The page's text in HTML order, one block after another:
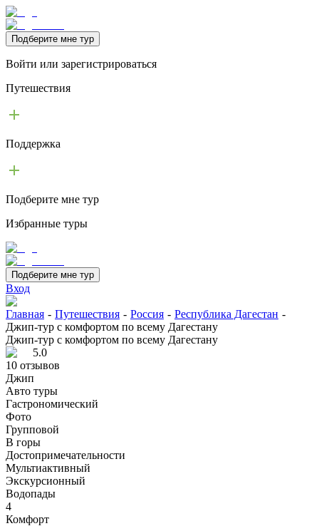
Подберите мне тур
Войти или зарегистрироваться
Путешествия
Поддержка
Подберите мне тур
Избранные туры
Подберите мне тур
Вход
Главная - Путешествия - Россия - Республика Дагестан -
Джип-тур с комфортом по всему Дагестану
Джип-тур с комфортом по всему Дагестану
5.0
10 отзывов
Джип
Авто туры
Гастрономический
Фото
Групповой
В горы
Достопримечательности
Мультиактивный
Экскурсионный
Водопады
4
Комфорт